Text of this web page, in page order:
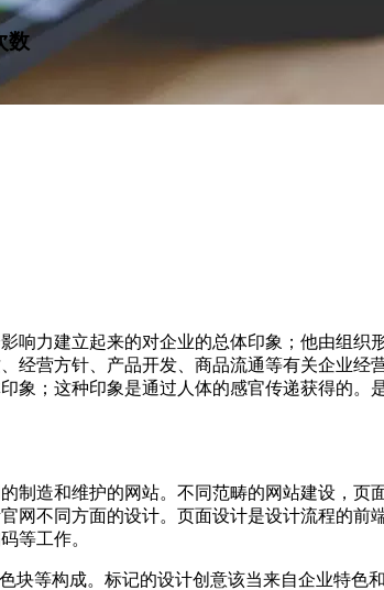
数
响力建立起来的对企业的总体印象；他由组
经营方针、产品开发、商品流通等有关企业
象；这种印象是通过人体的感官传递获得的
制造和维护的网站。不同范畴的网站建设，
不同方面的设计。页面设计是设计流程的前
等工作。
等构成。标记的设计创意该当来自企业特色